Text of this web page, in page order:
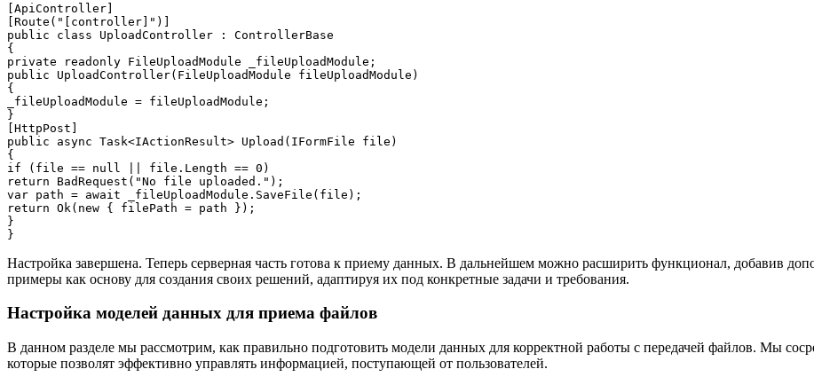
[ApiController]
[Route("[controller]")]
public class UploadController : ControllerBase
{
private readonly FileUploadModule _fileUploadModule;
public UploadController(FileUploadModule fileUploadModule)
{
_fileUploadModule = fileUploadModule;
}
[HttpPost]
public async Task<IActionResult> Upload(IFormFile file)
{
if (file == null || file.Length == 0)
return BadRequest("No file uploaded.");
var path = await _fileUploadModule.SaveFile(file);
return Ok(new { filePath = path });
}
Настройка завершена. Теперь серверная часть готова к приему данных. В дальнейшем можно расширить функционал, добавив
примеры как основу для создания своих решений, адаптируя их под конкретные задачи и требования.
Настройка моделей данных для приема файлов
В данном разделе мы рассмотрим, как правильно подготовить модели данных для корректной работы с передачей файлов. Мы
которые позволят эффективно управлять информацией, поступающей от пользователей.